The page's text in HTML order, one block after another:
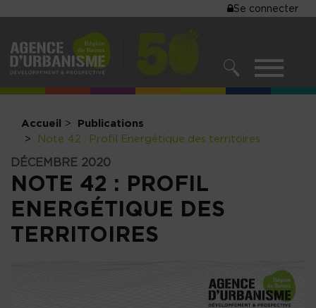
contenu
principal
MENU
DE
Se connecter
MENU
Accueil Publications
Note 42 : Profil Energétique des territoires
DÉCEMBRE 2020
NOTE 42 : PROFIL
ENERGÉTIQUE DES
TERRITOIRES